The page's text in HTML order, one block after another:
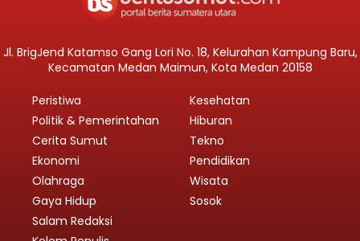
Jl. BrigJend Katamso Gang Lori No. 18, Kelurahan Kampung Baru,
Kecamatan Medan Maimun, Kota Medan 20158
Peristiwa
Politik & Pemerintahan
Cerita Sumut
Ekonomi
Olahraga
Gaya Hidup
Kesehatan
Hiburan
Tekno
Pendidikan
Wisata
Sosok
Salam Redaksi